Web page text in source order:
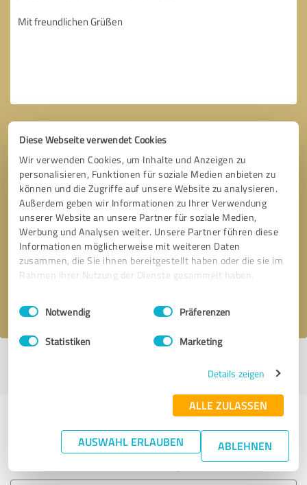
Diese Webseite verwendet Cookies
Wir verwenden Cookies, um Inhalte und Anzeigen zu
personalisieren, Funktionen für soziale Medien anbieten zu
können und die Zugriffe auf unsere Website zu analysieren.
Außerdem geben wir Informationen zu Ihrer Verwendung
unserer Website an unsere Partner für soziale Medien,
Werbung und Analysen weiter. Unsere Partner führen diese
Informationen möglicherweise mit weiteren Daten
zusammen, die Sie ihnen bereitgestellt haben oder die sie im
Rahmen Ihrer Nutzung der Dienste gesammelt haben.
Impressum Datenschutzbestimmungen
Einwilligungsauswahl
Notwendig Präferenzen
Statistiken Marketing
Details zeigen
ALLE ZULASSEN
AUSWAHL ERLAUBEN ABLEHNEN
Bitte um Rückruf * Erforderliche Angaben
Nachricht senden
Erfahrungen zu weiteren
Anbietern aus dem Bereich